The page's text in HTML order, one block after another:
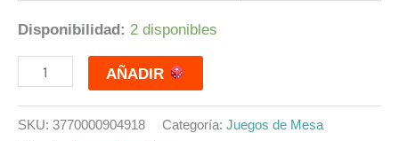
Disponibilidad: 2 disponibles
AÑADIR
SKU: 3770000904918 Categoría: Juegos de Mesa